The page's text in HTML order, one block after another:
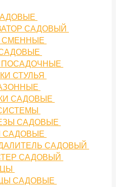
САДОВЫЙ
СМЕННЫЕ
ПОСАДОЧНЫЕ
СТУЛЬЯ
САДОВЫЕ
САДОВЫЕ
САДОВЫЕ
САДОВЫЙ
САДОВЫЙ
САДОВЫЕ